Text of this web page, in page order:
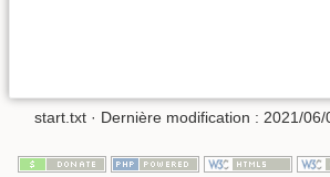
start.txt · Dernière modification : 2021/